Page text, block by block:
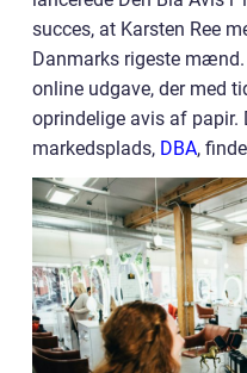
succes, at Karsten Ree
Danmarks rigeste
online udgave, der med
oprindelige avis af
markedsplads, DBA,